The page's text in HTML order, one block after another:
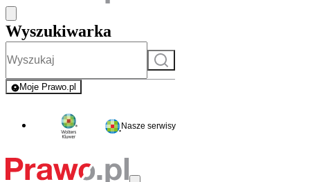
Wyszukiwarka
Szukaj
Moje Prawo.pl
- rejestracja i logowanie do serwisu
Nasze serwisy